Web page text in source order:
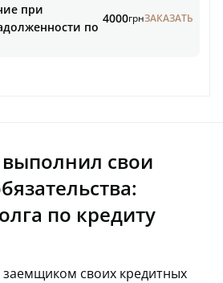
при
по
4000грнЗАКАЗАТЬ
свои
по кредиту
своих кредитных